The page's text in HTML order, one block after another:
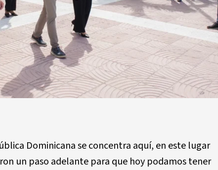
Dominicana se concentra aquí, en este lugar
un paso adelante para que hoy podamos tener